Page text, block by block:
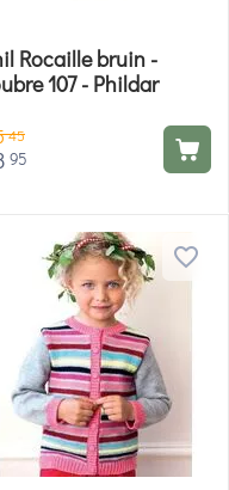
Rocaille bruin -
107 - Phildar
45
95